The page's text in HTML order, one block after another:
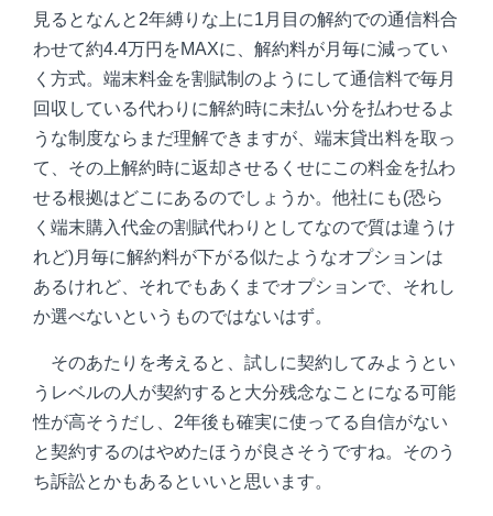
見るとなんと2年縛りな上に1月目の解約での通信料合
わせて約4.4万円をMAXに、解約料が月毎に減ってい
く方式。端末料金を割賦制のようにして通信料で毎月
回収している代わりに解約時に未払い分を払わせるよ
うな制度ならまだ理解できますが、端末貸出料を取っ
て、その上解約時に返却させるくせにこの料金を払わ
せる根拠はどこにあるのでしょうか。他社にも(恐ら
く端末購入代金の割賦代わりとしてなので質は違うけ
れど)月毎に解約料が下がる似たようなオプションは
あるけれど、それでもあくまでオプションで、それし
か選べないというものではないはず。
そのあたりを考えると、試しに契約してみようとい
うレベルの人が契約すると大分残念なことになる可能
性が高そうだし、2年後も確実に使ってる自信がない
と契約するのはやめたほうが良さそうですね。そのう
ち訴訟とかもあるといいと思います。